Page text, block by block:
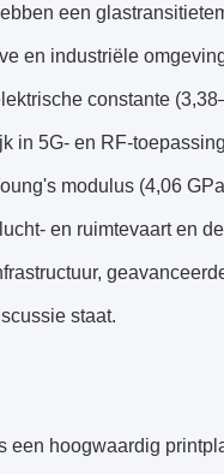
een
en industriële
constante
in 5G- en RF-
modulus (4,06
en ruimtevaart en
staat.
een hoogwaardig